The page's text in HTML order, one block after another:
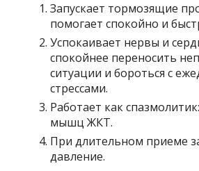
Запускает тормозящие
помогает спокойно и
Успокаивает нервы и
спокойнее переносить
ситуации и бороться с
стрессами.
Работает как
мышц ЖКТ.
При длительном приеме
давление.